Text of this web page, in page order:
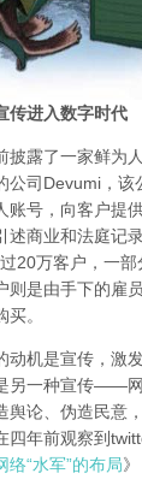
传进入数字时代
披露了一家鲜为
公司Devumi，该
账号，向客户提
述商业和法庭记
20万客户，一部
则是由手下的雇
。
动机是宣传，激
另一种宣传——
舆论、伪造民意
四年前观察到
络“水军”的布局》